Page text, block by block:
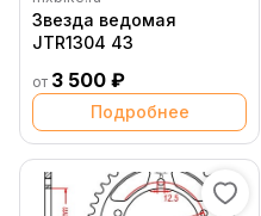
Звезда ведомая
JTR1304 43
от 3 500 ₽
Подробнее